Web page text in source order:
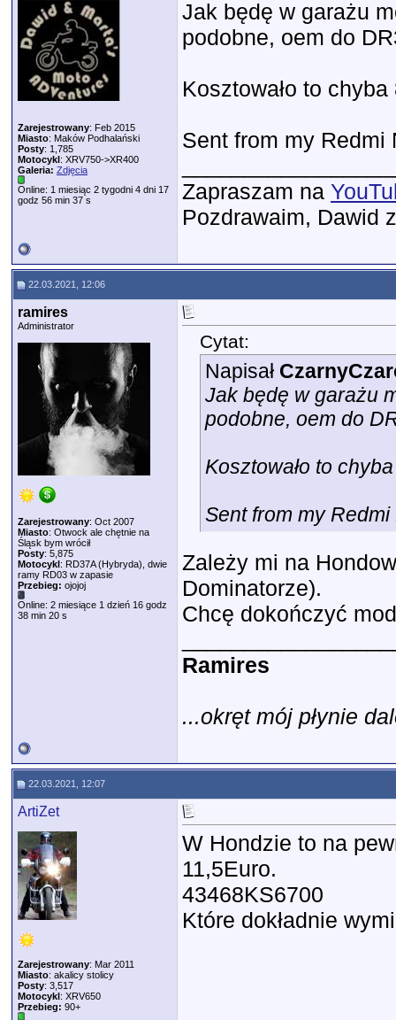
Zarejestrowany: Feb 2015
Miasto: Maków Podhalański
Posty: 1,785
Motocykl: XRV750->XR400
Galeria: Zdjęcia
Online: 1 miesiąc 2 tygodni 4 dni 17
godz 56 min 37 s
Jak będę w garażu
podobne, oem do
Kosztowało to chyba
Sent from my Redmi
Zapraszam na
Pozdrawaim, Dawid
22.03.2021, 12:06
ramires
Administrator
Zarejestrowany: Oct 2007
Miasto: Otwock ale chętnie na
Śląsk bym wrócił
Posty: 5,875
Motocykl: RD37A (Hybryda), dwie
ramy RD03 w zapasie
Przebieg: ojojoj
Online: 2 miesiące 1 dzień 16 godz
38 min 20 s
Cytat:
Napisał
Jak będę w garażu
podobne, oem do
Kosztowało to chyba
Sent from my
Zależy mi na
Dominatorze).
Chcę dokończyć
Ramires
...okręt mój płynie
22.03.2021, 12:07
ArtiZet
Zarejestrowany: Mar 2011
Miasto: akalicy stolicy
Posty: 3,517
Motocykl: XRV650
Przebieg: 90+
W Hondzie to na
11,5Euro.
43468KS6700
Które dokładnie